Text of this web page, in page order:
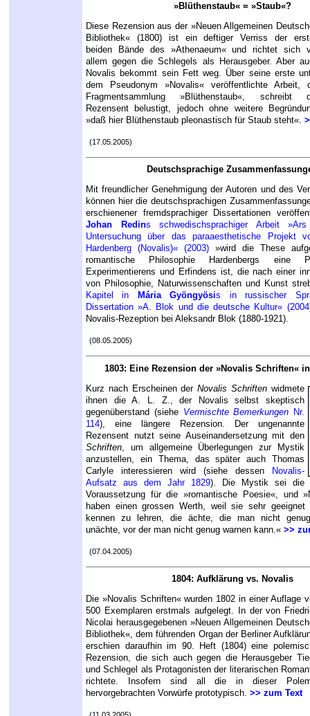
»Blüthenstaub« = »Staub«?
Diese Rezension aus der »Neuen Allgemeinen
Bibliothek« (1800) ist ein deftiger Verriss der
beiden Bände des »Athenaeum« und richtet sich
allem gegen die Schlegels als Herausgeber. Aber
Novalis bekommt sein Fett weg. Über seine erste
dem Pseudonym »Novalis« veröffentlichte Arbeit,
Fragmentsammlung »Blüthenstaub«, schreibt
Rezensent belustigt, jedoch ohne weitere
»daß hier Blüthenstaub pleonastisch für Staub steht«.
(17.05.2005)
Deutschsprachige
Mit freundlicher Genehmigung der Autoren und des
können hier die deutschsprachigen
erschienener fremdsprachiger Dissertationen
Johan Redins schwedischsprachiger Arbeit
Untersuchung über das paraaesthetische Projekt
Hardenberg (Novalis)« (2003) »wird die These
romantische Philosophie Hardenbergs eine
Experimentierens und Erfindens ist, die nach einer
von Philosophie, Naturwissenschaften und Kunst
Kapitel in
Mária Gyöngyösis in russischer
Dissertation »A. Blok und die deutsche Kultur«
Novalis-Rezeption bei Aleksandr Blok (1880-1921).
(08.05.2005)
1803: Eine Rezension der »Novalis Schriften«
Kurz nach Erscheinen derNovalis Schriften widmete
ihnen die A. L. Z., der Novalis selbst skeptisch
gegenüberstand (siehe Vermischte Bemerkungen Nr.
114), eine längere Rezension. Der ungenannte
Rezensent nutzt seine Auseinandersetzung mit den
Schriften , um allgemeine Überlegungen zur Mystik
anzustellen, ein Thema, das später auch Thomas
Carlyle interessieren wird (siehe dessen Novalis-
Aufsatz aus dem Jahr 1829). Die Mystik sei die
Voraussetzung für die »romantische Poesie«, und
haben einen grossen Werth, weil sie sehr
kennen zu lehren, die ächte, die man nicht
unächte, vor der man nicht genug warnen kann.« >>
(07.04.2005)
1804: Aufklärung vs. Novalis
Die »Novalis Schriften« wurden 1802 in einer Auflage
500 Exemplaren erstmals aufgelegt. In der von
Nicolai herausgegebenen »Neuen Allgemeinen
Bibliothek«, dem führenden Organ der Berliner
erschien daraufhin im 90. Heft (1804) eine
Rezension, die sich auch gegen die Herausgeber
und Schlegel als Protagonisten der literarischen
richtete. Insofern sind all die in dieser
hervorgebrachten Vorwürfe prototypisch. >> zum Text
(11.03.2005)